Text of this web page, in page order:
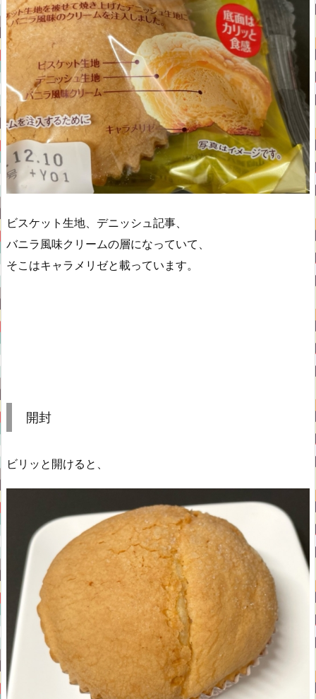
ビスケット生地、デニッシュ記事、
バニラ風味クリームの層になっていて、
そこはキャラメリゼと載っています。
開封
ビリッと開けると、